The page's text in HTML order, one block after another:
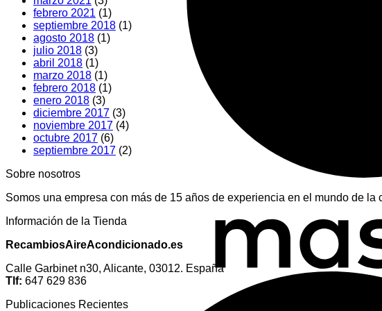
febrero 2021 (1)
septiembre 2018 (1)
agosto 2018 (1)
julio 2018 (3)
abril 2018 (1)
marzo 2018 (1)
febrero 2018 (1)
enero 2018 (3)
diciembre 2017 (3)
noviembre 2017 (4)
octubre 2017 (6)
septiembre 2017 (2)
Sobre nosotros
Somos una empresa con más de 15 años de experiencia en el mundo de
Información de la Tienda
RecambiosAireAcondicionado.es
Calle Garbinet n30, Alicante, 03012. España
Tlf: 647 629 836
Publicaciones Recientes